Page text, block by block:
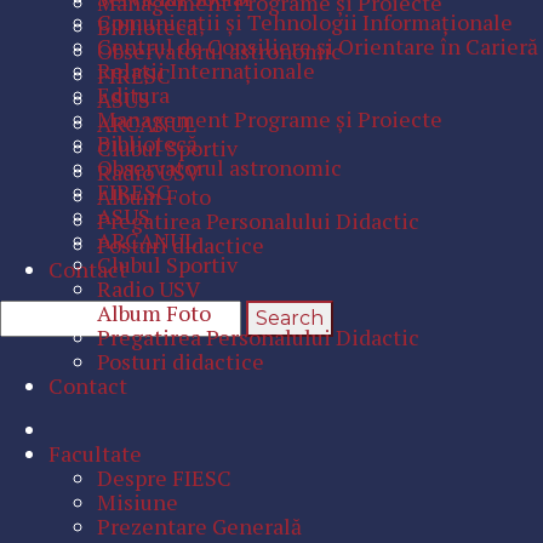
Bibliotecă
Observatorul astronomic
FIRESC
ASUS
ARCANUL
Clubul Sportiv
Radio USV
Album Foto
Pregatirea Personalului Didactic
Posturi didactice
Contact
Comunicaţii şi Tehnologii Informaţionale
Centrul de Consiliere şi Orientare în Carieră
Relaţii Internaţionale
Editura
Management Programe şi Proiecte
Bibliotecă
Observatorul astronomic
FIRESC
ASUS
ARCANUL
Clubul Sportiv
Radio USV
Album Foto
Pregatirea Personalului Didactic
Posturi didactice
Contact
Facultate
Despre FIESC
Misiune
Prezentare Generală